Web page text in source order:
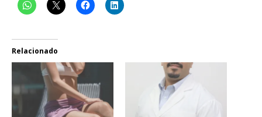
Relacionado